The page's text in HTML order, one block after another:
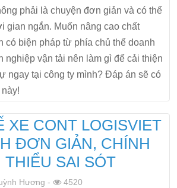
phải là chuyện đơn giản và có thể
gian ngắn. Muốn nâng cao chất
có biện pháp từ phía chủ thể doanh
nghiệp vận tải nên làm gì để cải thiện
ngay tại công ty mình? Đáp án sẽ có
XE CONT LOGISVIET
ĐƠN GIẢN, CHÍNH
THIỂU SAI SÓT
Hương - 4520